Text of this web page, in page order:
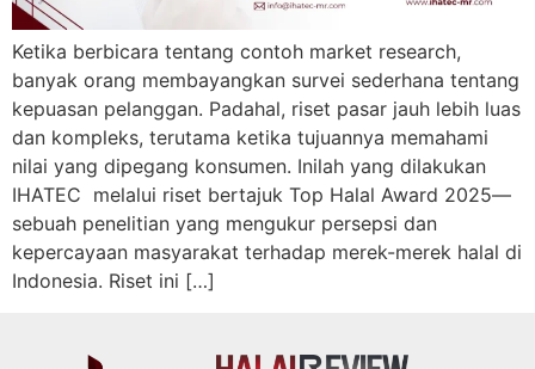
Ketika berbicara tentang contoh market research,
banyak orang membayangkan survei sederhana tentang
kepuasan pelanggan. Padahal, riset pasar jauh lebih luas
dan kompleks, terutama ketika tujuannya memahami
nilai yang dipegang konsumen. Inilah yang dilakukan
IHATEC melalui riset bertajuk Top Halal Award 2025—
sebuah penelitian yang mengukur persepsi dan
kepercayaan masyarakat terhadap merek-merek halal di
Indonesia. Riset ini […]